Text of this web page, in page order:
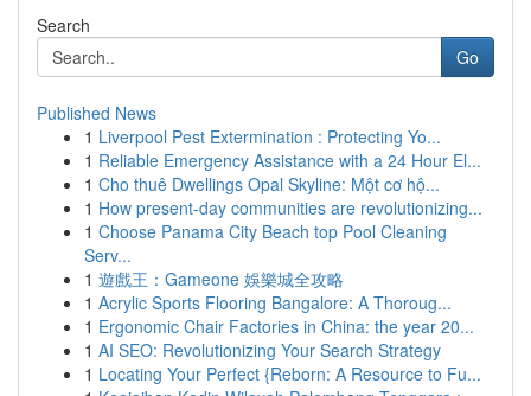
Search
Go
Published News
1 Liverpool Pest Extermination : Protecting Yo...
1 Reliable Emergency Assistance with a 24 Hour El...
1 Cho thuê Dwellings Opal Skyline: Một cơ hộ...
1 How present-day communities are revolutionizing...
1 Choose Panama City Beach top Pool Cleaning
Serv...
1 遊戲王：Gameone 娛樂城全攻略
1 Acrylic Sports Flooring Bangalore: A Thoroug...
1 Ergonomic Chair Factories in China: the year 20...
1 AI SEO: Revolutionizing Your Search Strategy
1 Locating Your Perfect {Reborn: A Resource to Fu...